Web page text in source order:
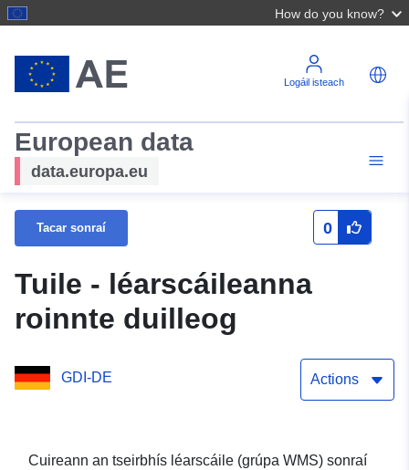
How do you know?
Logáil isteach
European data
data.europa.eu
Tacar sonraí 0
Tuile - léarscáileanna
roinnte duilleog
GDI-DE Actions
Cuireann an tseirbhís léarscáile (grúpa WMS) sonraí